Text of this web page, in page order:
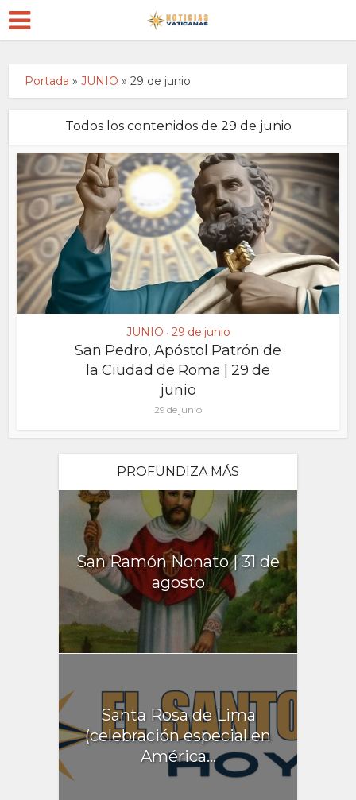
Portada »JUNIO »29 de junio
Todos los contenidos de 29 de junio
JUNIO • 29 de junio
San Pedro, Apóstol Patrón de
la Ciudad de Roma | 29 de
junio
29 de junio
PROFUNDIZA MÁS
San Ramón Nonato | 31 de
agosto
Santa Rosa de Lima
(celebración especial en
América...